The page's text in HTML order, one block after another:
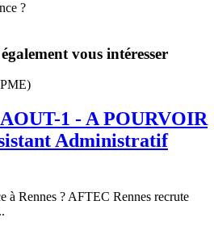
?
vous intéresser
1 - A POURVOIR
Administratif
à Rennes ? AFTEC Rennes recrute